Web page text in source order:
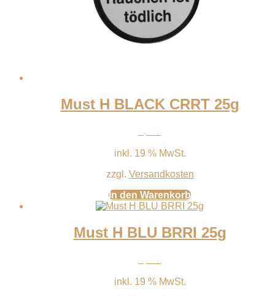
Must H BLACK CRRT 25g
inkl. 19 % MwSt.
zzgl. Versandkosten
In den Warenkorb
Must H BLU BRRI 25g
inkl. 19 % MwSt.